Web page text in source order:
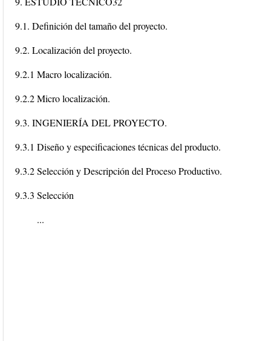
9.1. Definición del tamaño del proyecto.
9.2. Localización del proyecto.
9.2.1 Macro localización.
9.2.2 Micro localización.
9.3. INGENIERÍA DEL PROYECTO.
9.3.1 Diseño y especificaciones técnicas del producto.
9.3.2 Selección y Descripción del Proceso Productivo.
9.3.3 Selección
...